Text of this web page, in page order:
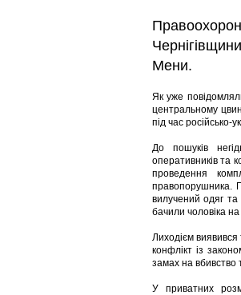
Мени.
Як уже
центральному
під час російсько-
До пошуків
оперативників та
проведення
правопорушника.
вилучений одяг та
бачили чоловіка
Лиходієм
конфлікт із
замах на вбивство
У приватних